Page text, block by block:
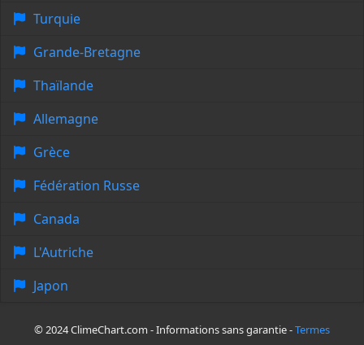
Turquie
Grande-Bretagne
Thaïlande
Allemagne
Grèce
Fédération Russe
Canada
L'Autriche
Japon
© 2024 ClimeChart.com - Informations sans garantie -Termes